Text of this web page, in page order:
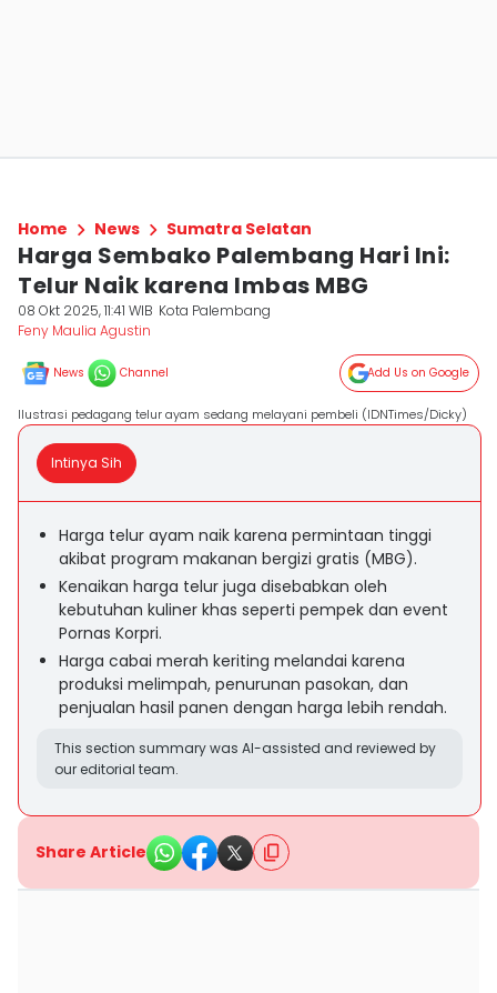
Home News Sumatra Selatan
Harga Sembako Palembang Hari Ini:
Telur Naik karena Imbas MBG
08 Okt 2025, 11:41 WIB Kota Palembang
Feny Maulia Agustin
News Channel Add Us on Google
Ilustrasi pedagang telur ayam sedang melayani pembeli (IDNTimes/Dicky)
Intinya Sih
Harga telur ayam naik karena permintaan tinggi
akibat program makanan bergizi gratis (MBG).
Kenaikan harga telur juga disebabkan oleh
kebutuhan kuliner khas seperti pempek dan event
Pornas Korpri.
Harga cabai merah keriting melandai karena
produksi melimpah, penurunan pasokan, dan
penjualan hasil panen dengan harga lebih rendah.
This section summary was AI-assisted and reviewed by
our editorial team.
Share Article